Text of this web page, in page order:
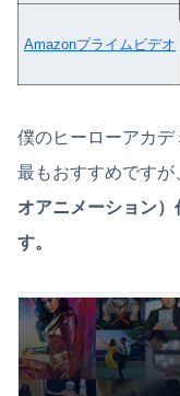
Amazonプライムビデオ
僕のヒーローアカ
最もおすすめですが
オアニメーション
す。